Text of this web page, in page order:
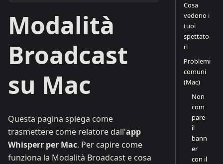
Modalità
Broadcast
su Mac
Questa pagina spiega come
trasmettere come relatore dall'app
Whisperr per Mac. Per capire come
funziona la Modalità Broadcast e cosa
Cosa
vedono i
tuoi
spettato
ri
Problemi
comuni
(Mac)
Non
com
pare
il
bann
er
con il